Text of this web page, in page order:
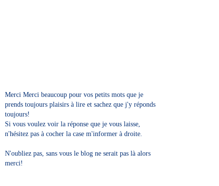
Merci Merci beaucoup pour vos petits mots que je
prends toujours plaisirs à lire et sachez que j'y réponds
toujours!
Si vous voulez voir la réponse que je vous laisse,
n'hésitez pas à cocher la case m'informer à droite.
N'oubliez pas, sans vous le blog ne serait pas là alors
merci!